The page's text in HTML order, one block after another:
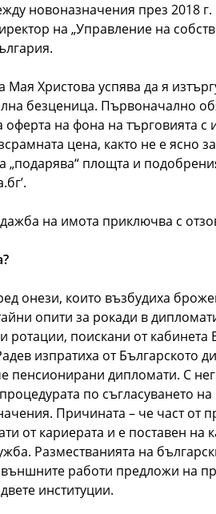
новоназначения през 2018
на „Управление на
Христова успява да я
безценица. Първоначално
оферта на фона на търговията
цена, както не е ясно
площта и
на имота приключва с
онези, които възбудиха
опити за рокади в
ротации, поискани от
изпратиха от Българското
пенсионирани дипломати. С
по съгласуването
Причината – че част от
от кариерата и е поставен на
Разместванията на
работи предложи на
институции.